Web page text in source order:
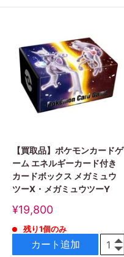
【買取品】ポケモンカードゲ
ーム エネルギーカード付き
カードボックス メガミュウ
ツーX・メガミュウツーY
販
価
¥19,800
残り1個のみ
カート追加